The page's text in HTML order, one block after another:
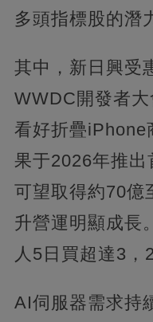
多頭指標股的潛
其中，新日興受
WWDC開發者
看好折疊iPhone
果于2026年推
可望取得約70億
升營運明顯成長
人5日買超達3，
AI伺服器需求持